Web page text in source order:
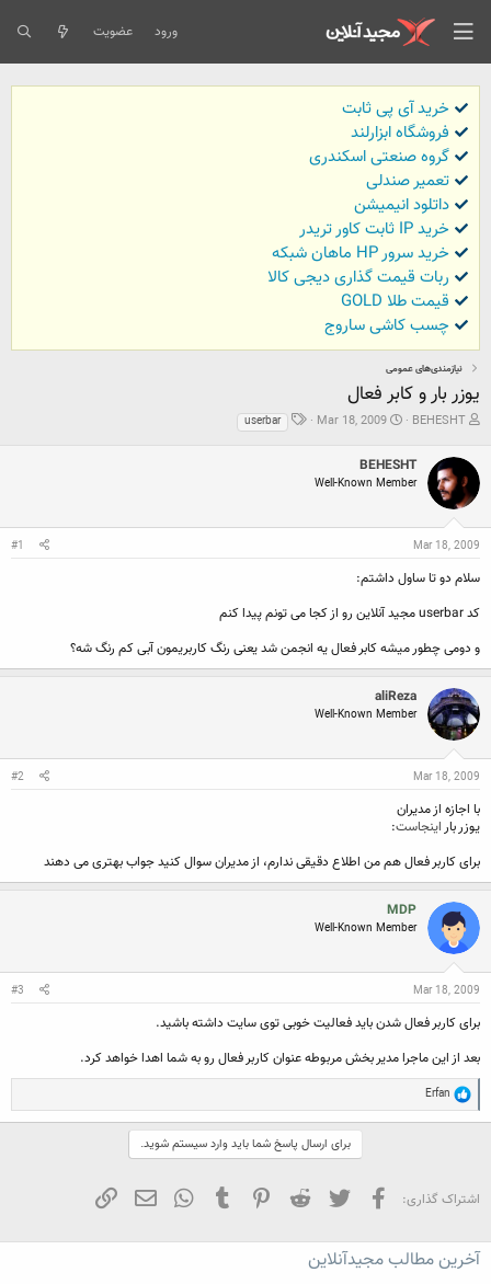
ورود عضویت
خرید آی پی ثابت
فروشگاه ابزارلند
گروه صنعتی اسکندری
تعمیر صندلی
داتلود انیمیشن
خرید IP ثابت کاور تریدر
خرید سرور HP ماهان شبکه
ربات قیمت گذاری دیجی کالا
قیمت طلا GOLD
چسب کاشی ساروج
نیازمندی‌های عمومی
یوزر بار و کابر فعال
ش
ک
ن
ه
و
و
BEHESHT
ت
ی
خ
Mar 18, 2009
ب userbar
BEHESHT
Well-Known Member
Mar 18, 2009
#1
سلام دو تا ساول داشتم:
کد userbar مجید آنلاین رو از کجا می تونم پیدا کنم
و دومی چطور میشه کابر فعال یه انجمن شد یعنی رنگ کاربریمون آبی کم رنگ شه؟
aliReza
Well-Known Member
Mar 18, 2009
#2
با اجازه از مدیران
یوزر بار اینجاست:
برای کاربر فعال هم من اطلاع دقیقی ندارم، از مدیران سوال کنید جواب بهتری می دهند
MDP
Well-Known Member
Mar 18, 2009
#3
برای کاربر فعال شدن باید فعالیت خوبی توی سایت داشته باشید.
بعد از این ماجرا مدیر بخش مربوطه عنوان کاربر فعال رو به شما اهدا خواهد کرد.
R
e
a
n
Erfan
برای ارسال پاسخ شما باید وارد سیستم شوید.
اشتراک گذاری: فیسبوک تویتر Reddit
Pinterest
Tumblr
WhatsApp
ایمیل
آخرین مطالب مجیدآنلاین